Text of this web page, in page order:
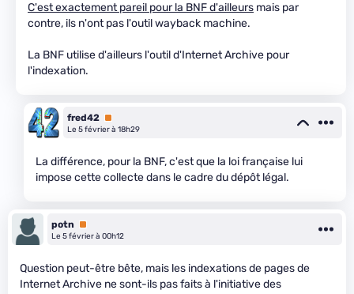
C'est exactement pareil pour la BNF d'ailleurs mais par
contre, ils n'ont pas l'outil wayback machine.
La BNF utilise d'ailleurs l'outil d'Internet Archive pour
l'indexation.
fred42 Premium
Le 5 février à 18h29
La différence, pour la BNF, c'est que la loi française lui
impose cette collecte dans le cadre du dépôt légal.
potn
Premium
Le 5 février à 00h12
Question peut-être bête, mais les indexations de pages de
Internet Archive ne sont-ils pas faits à l'initiative des